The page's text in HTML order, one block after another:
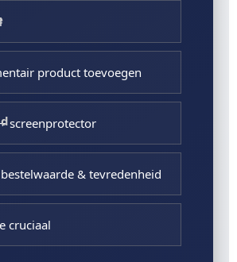
product toevoegen
screenprotector
& tevredenheid
cruciaal